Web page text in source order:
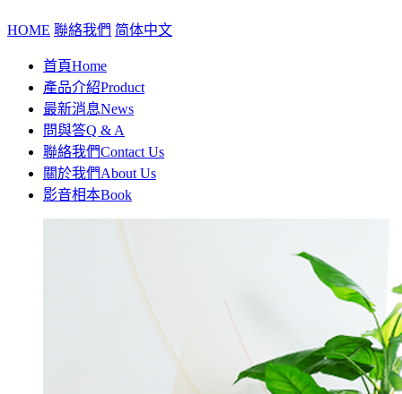
HOME 聯絡我們 简体中文
首頁Home
產品介紹Product
最新消息News
問與答Q & A
聯絡我們Contact Us
關於我們About Us
影音相本Book